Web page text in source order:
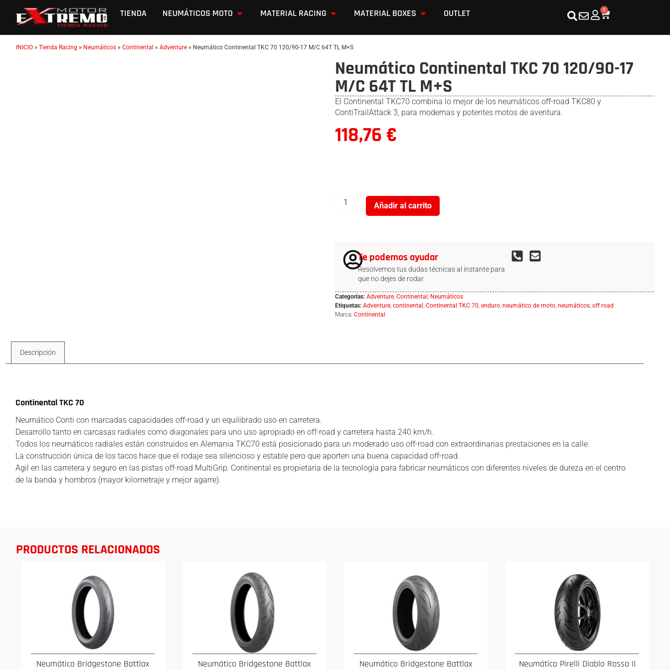
TIENDA NEUMÁTICOS MOTO MATERIAL RACING MATERIAL BOXES OUTLET 0
INICIO » Tienda Racing » Neumáticos » Continental » Adventure » Neumático Continental TKC 70 120/90-17 M/C 64T TL M+S
Neumático Continental TKC 70 120/90-17
M/C 64T TL M+S
El Continental TKC70 combina lo mejor de los neumáticos off-road TKC80 y
ContiTrailAttack 3, para modernas y potentes motos de aventura.
118,76 €
Añadir al carrito
Te podemos ayudar
Resolvemos tus dudas técnicas al instante para
que no dejes de rodar.
Categorías: Adventure, Continental , Neumáticos
Etiquetas: Adventure, continental , Continental TKC 70, enduro, neumático de moto, neumáticos, off road
Marca: Continental
Descripción
Continental TKC 70
Neumático Conti con marcadas capacidades off-road y un equilibrado uso en carretera.
Desarrollo tanto en carcasas radiales como diagonales para uno uso apropiado en off-road y carretera hasta 240 km/h.
Todos los neumáticos radiales están construidos en Alemania TKC70 está posicionado para un moderado uso off-road con extraordinarias prestaciones en la calle.
La construcción única de los tacos hace que el rodaje sea silencioso y estable pero que aporten una buena capacidad off-road.
Agil en las carretera y seguro en las pistas off-road MultiGrip: Continental es propietaria de la tecnología para fabricar neumáticos con diferentes niveles de dureza en el centro
de la banda y hombros (mayor kilometraje y mejor agarre).
PRODUCTOS RELACIONADOS
Neumático Bridgestone Battlax
Neumático Bridgestone Battlax
Neumático Bridgestone Battlax
Neumático Pirelli Diablo Rosso II